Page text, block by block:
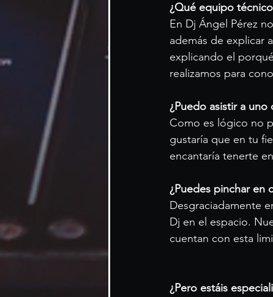
¿Qué equipo
En Dj Ángel Pérez
además de explicar
explicando el
realizamos para
¿Puedo asistir a uno
Como es lógico no
gustaría que en tu
encantaría tenerte
¿Puedes pinchar en
Desgraciadamente
Dj en el espacio.
cuentan con esta
¿Pero estáis